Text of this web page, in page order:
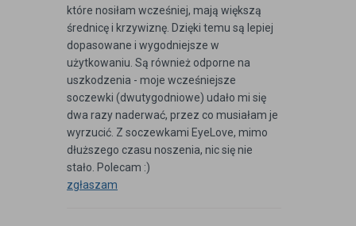
które nosiłam wcześniej, mają większą
średnicę i krzywiznę. Dzięki temu są lepiej
dopasowane i wygodniejsze w
użytkowaniu. Są również odporne na
uszkodzenia - moje wcześniejsze
soczewki (dwutygodniowe) udało mi się
dwa razy naderwać, przez co musiałam je
wyrzucić. Z soczewkami EyeLove, mimo
dłuższego czasu noszenia, nic się nie
stało. Polecam :)
zgłaszam